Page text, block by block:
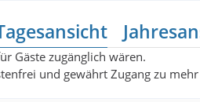
Gäste zugänglich wären.
und gewährt Zugang zu